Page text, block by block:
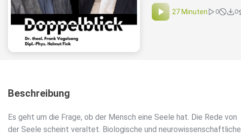
27 Minuten 0 0
Beschreibung
Es geht um die Frage, ob der Mensch eine Seele hat. Die Rede von
der Seele scheint veraltet. Biologische und neurowissenschaftliche